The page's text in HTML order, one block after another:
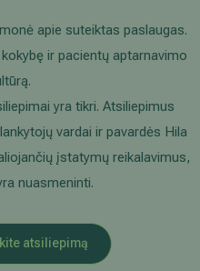
apie suteiktas paslaugas.
ir pacientų aptarnavimo
yra tikri. Atsiliepimus
vardai ir pavardės Hila
įstatymų reikalavimus,
nuasmeninti.
atsiliepimą
ligos)
1 diena